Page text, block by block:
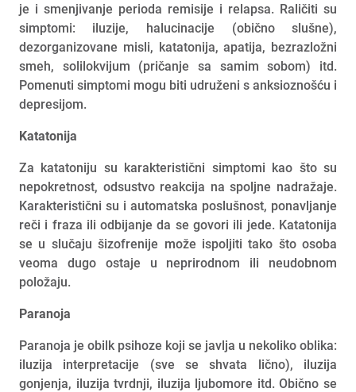
je i smenjivanje perioda remisije i relapsa. Raličiti su
simptomi: iluzije, halucinacije (obično slušne),
dezorganizovane misli, katatonija, apatija, bezrazložni
smeh, solilokvijum (pričanje sa samim sobom) itd.
Pomenuti simptomi mogu biti udruženi s anksioznošću i
depresijom.
Katatonija
Za katatoniju su karakteristični simptomi kao što su
nepokretnost, odsustvo reakcija na spoljne nadražaje.
Karakteristični su i automatska poslušnost, ponavljanje
reči i fraza ili odbijanje da se govori ili jede. Katatonija
se u slučaju šizofrenije može ispoljiti tako što osoba
veoma dugo ostaje u neprirodnom ili neudobnom
položaju.
Paranoja
Paranoja je obilk psihoze koji se javlja u nekoliko oblika:
iluzija interpretacije (sve se shvata lično), iluzija
gonjenja, iluzija tvrdnji, iluzija ljubomore itd. Obično se